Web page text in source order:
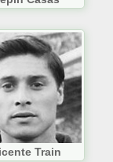
Train